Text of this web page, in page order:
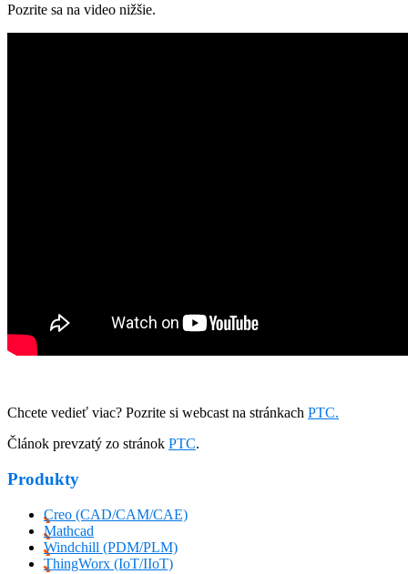
Pozrite sa na video nižšie.
Chcete vedieť viac? Pozrite si webcast na stránkach PTC.
Článok prevzatý zo stránok PTC.
Produkty
Creo (CAD/CAM/CAE)
Mathcad
Windchill (PDM/PLM)
ThingWorx (IoT/IIoT)